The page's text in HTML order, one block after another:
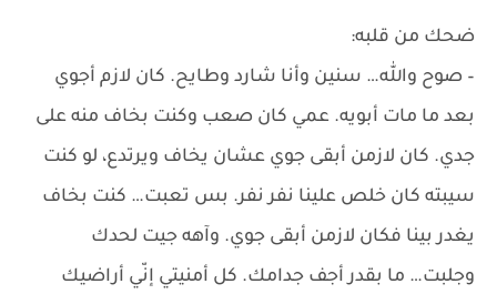
ضحك من قلبه:
– صوح والله… سنين وأنا شارد وطايح. كان لازم أجوي
بعد ما مات أبويه. عمي كان صعب وكنت بخاف منه على
جدي. كان لازمن أبقى جوي عشان يخاف ويرتدع، لو كنت
سيبته كان خلص علينا نفر نفر. بس تعبت… كنت بخاف
يغدر بينا فكان لازمن أبقى جوي. وآهه جيت لحدك
وجلبت… ما بقدر أجف جدامك. كل أمنيتي إنّي أراضيك